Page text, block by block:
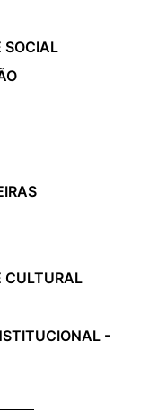
SOCIAL
CULTURAL
-